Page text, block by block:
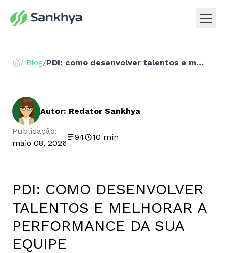
/ Blog/ PDI: como desenvolver talentos e melhorar a performance da sua equipe
Autor: Redator Sankhya
Publicação:
maio 08, 2026
94 10 min
PDI: COMO DESENVOLVER
TALENTOS E MELHORAR A
PERFORMANCE DA SUA
EQUIPE